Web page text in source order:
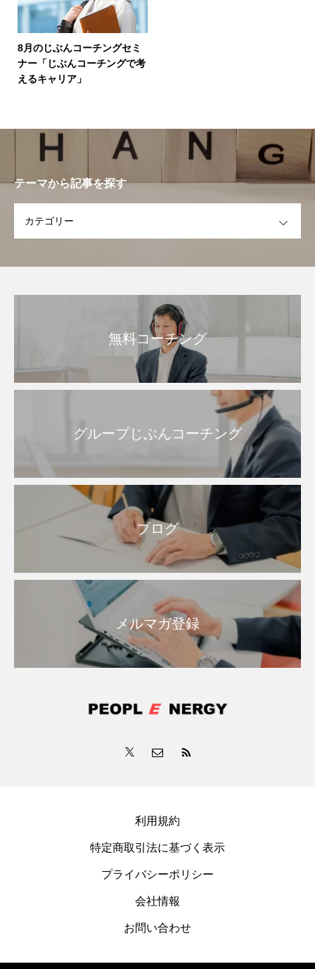
8月のじぶんコーチングセミ
ナー「じぶんコーチングで考
えるキャリア」
テーマから記事を探す
無料コーチング
グループじぶんコーチング
ブログ
メルマガ登録
利用規約
特定商取引法に基づく表示
プライバシーポリシー
会社情報
お問い合わせ